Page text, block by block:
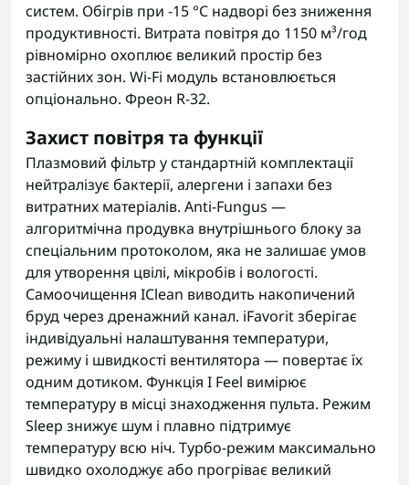
систем. Обігрів при -15 °C надворі без зниження
продуктивності. Витрата повітря до 1150 м³/год
рівномірно охоплює великий простір без
застійних зон. Wi-Fi модуль встановлюється
опціонально. Фреон R-32.
Захист повітря та функції
Плазмовий фільтр у стандартній комплектації
нейтралізує бактерії, алергени і запахи без
витратних матеріалів. Anti-Fungus —
алгоритмічна продувка внутрішнього блоку за
спеціальним протоколом, яка не залишає умов
для утворення цвілі, мікробів і вологості.
Самоочищення IClean виводить накопичений
бруд через дренажний канал. iFavorit зберігає
індивідуальні налаштування температури,
режиму і швидкості вентилятора — повертає їх
одним дотиком. Функція I Feel вимірює
температуру в місці знаходження пульта. Режим
Sleep знижує шум і плавно підтримує
температуру всю ніч. Турбо-режим максимально
швидко охолоджує або прогріває великий